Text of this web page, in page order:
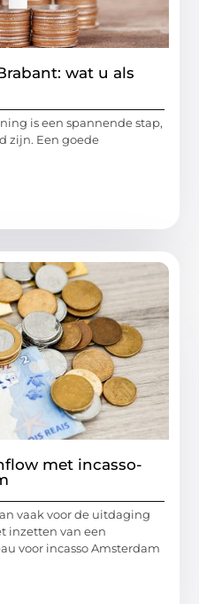
wat u als
is een spannende stap,
zijn. Een goede
met incasso-
vaak voor de uitdaging
inzetten van een
voor incasso Amsterdam